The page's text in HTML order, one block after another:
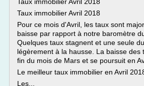
Taux immobilier Avril 2018
Pour ce mois d'Avril, les taux sont
baisse par rapport à notre baromètre
Quelques taux stagnent et une seule
légèrement à la hausse. La baisse des
fin du mois de Mars et se poursuit en
Le meilleur taux immobilier en Avril
Les...